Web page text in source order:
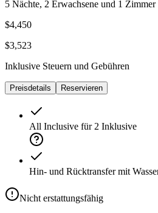
5 Nächte, 2 Erwachsene und 1 Zimmer
$4,450
$3,523
Inklusive Steuern und Gebühren
Preisdetails Reservieren
All Inclusive für 2 Inklusive
Hin- und Rücktransfer mit
Nicht erstattungsfähig